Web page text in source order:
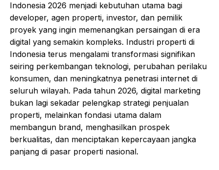
Indonesia 2026 menjadi kebutuhan utama bagi
developer, agen properti, investor, dan pemilik
proyek yang ingin memenangkan persaingan di era
digital yang semakin kompleks. Industri properti di
Indonesia terus mengalami transformasi signifikan
seiring perkembangan teknologi, perubahan perilaku
konsumen, dan meningkatnya penetrasi internet di
seluruh wilayah. Pada tahun 2026, digital marketing
bukan lagi sekadar pelengkap strategi penjualan
properti, melainkan fondasi utama dalam
membangun brand, menghasilkan prospek
berkualitas, dan menciptakan kepercayaan jangka
panjang di pasar properti nasional.